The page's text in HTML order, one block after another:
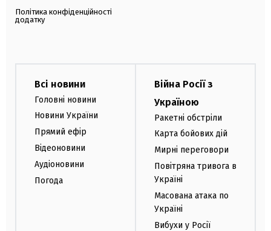
Політика конфіденційності
додатку
Всі новини
Головні новини
Новини України
Прямий ефір
Відеоновини
Аудіоновини
Погода
Війна Росії з
Україною
Ракетні обстріли
Карта бойових дій
Мирні переговори
Повітряна тривога в
Україні
Масована атака по
Україні
Вибухи у Росії